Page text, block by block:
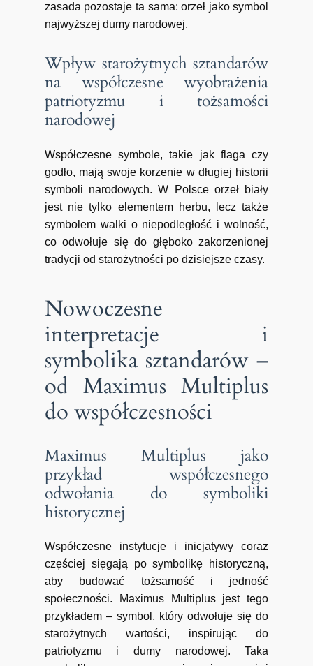
zasada pozostaje ta sama: orzeł jako symbol
najwyższej dumy narodowej.
Wpływ starożytnych sztandarów
na współczesne wyobrażenia
patriotyzmu i tożsamości
narodowej
Współczesne symbole, takie jak flaga czy
godło, mają swoje korzenie w długiej historii
symboli narodowych. W Polsce orzeł biały
jest nie tylko elementem herbu, lecz także
symbolem walki o niepodległość i wolność,
co odwołuje się do głęboko zakorzenionej
tradycji od starożytności po dzisiejsze czasy.
Nowoczesne
interpretacje i
symbolika sztandarów –
od Maximus Multiplus
do współczesności
Maximus Multiplus jako
przykład współczesnego
odwołania do symboliki
historycznej
Współczesne instytucje i inicjatywy coraz
częściej sięgają po symbolikę historyczną,
aby budować tożsamość i jedność
społeczności. Maximus Multiplus jest tego
przykładem – symbol, który odwołuje się do
starożytnych wartości, inspirując do
patriotyzmu i dumy narodowej. Taka